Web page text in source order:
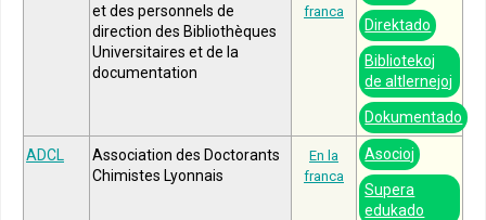
et des personnels de
direction des Bibliothèques
Universitaires et de la
documentation
franca
Direktado
Bibliotekoj
de altlernejoj
Dokumentado
ADCL
Association des Doctorants
Chimistes Lyonnais
En la
franca
Asocioj
Supera
edukado